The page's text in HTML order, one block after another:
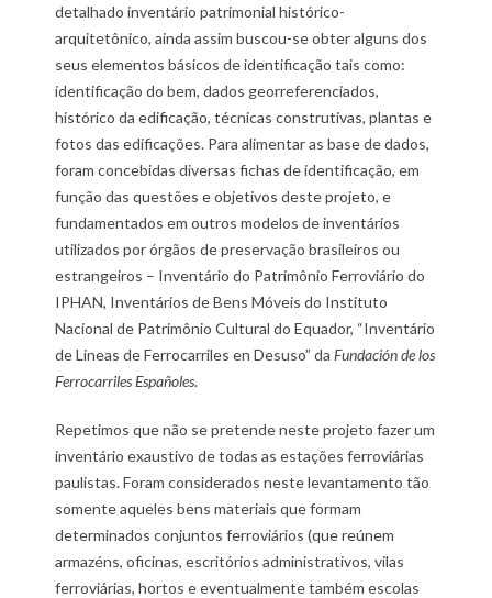
detalhado inventário patrimonial histórico-
arquitetônico, ainda assim buscou-se obter alguns dos
seus elementos básicos de identificação tais como:
identificação do bem, dados georreferenciados,
histórico da edificação, técnicas construtivas, plantas e
fotos das edificações. Para alimentar as base de dados,
foram concebidas diversas fichas de identificação, em
função das questões e objetivos deste projeto, e
fundamentados em outros modelos de inventários
utilizados por órgãos de preservação brasileiros ou
estrangeiros – Inventário do Patrimônio Ferroviário do
IPHAN, Inventários de Bens Móveis do Instituto
Nacional de Patrimônio Cultural do Equador, “Inventário
de Lineas de Ferrocarriles en Desuso” da Fundación de los
Ferrocarriles Españoles.
Repetimos que não se pretende neste projeto fazer um
inventário exaustivo de todas as estações ferroviárias
paulistas. Foram considerados neste levantamento tão
somente aqueles bens materiais que formam
determinados conjuntos ferroviários (que reúnem
armazéns, oficinas, escritórios administrativos, vilas
ferroviárias, hortos e eventualmente também escolas